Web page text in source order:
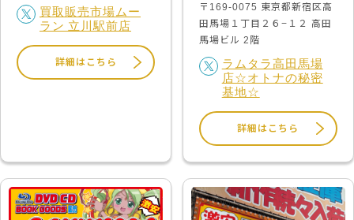
買取販売市場ムー
ラン 立川駅前店
詳細はこちら
〒169-0075 東京都新宿区高
田馬場１丁目２６−１２ 高田
馬場ビル 2階
ラムタラ高田馬場
店☆オトナの秘密
基地☆
詳細はこちら